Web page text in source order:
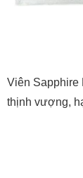
Viên Sapphire
thịnh vượng,